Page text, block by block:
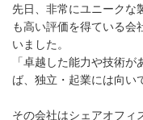
先日、非常にユニークな
も高い評価を得ている会
いました。
「卓越した能力や技術
ば、独立・起業には向い
その会社はシェアオフィ